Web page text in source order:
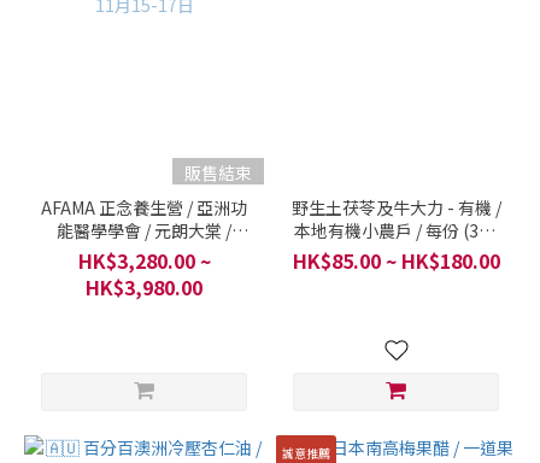
販售結束
AFAMA 正念養生營 / 亞洲功
能醫學學會 / 元朗大棠 /
2024年11月15-17日
HK$3,280.00 ~
HK$3,980.00
野生土茯苓及牛大力 - 有機 /
本地有機小農戶 / 每份 (300
克)
HK$85.00 ~ HK$180.00
誠意推薦